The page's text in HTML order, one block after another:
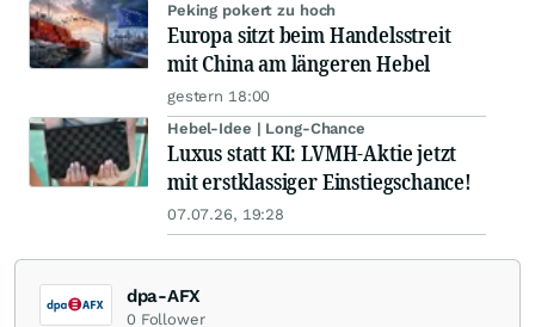
Peking pokert zu hoch
Europa sitzt beim Handelsstreit
mit China am längeren Hebel
gestern 18:00
Hebel-Idee | Long-Chance
Luxus statt KI: LVMH-Aktie jetzt
mit erstklassiger Einstiegschance!
07.07.26, 19:28
dpa-AFX
0 Follower